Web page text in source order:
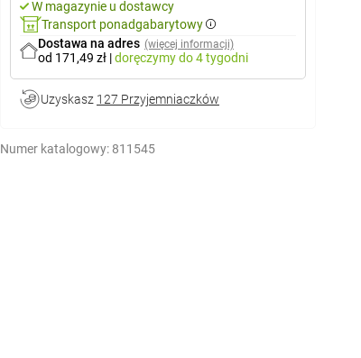
W magazynie u dostawcy
Transport ponadgabarytowy
Dostawa na adres (więcej informacji)
od 171,49 zł |doręczymydo 4 tygodni
Uzyskasz 127 Przyjemniaczków
Numer katalogowy: 811545